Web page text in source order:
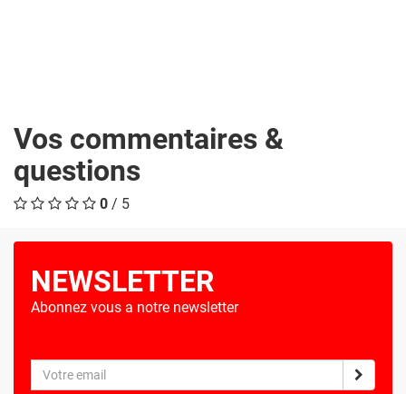
Vos commentaires &
questions
0 / 5
NEWSLETTER
Abonnez vous a notre newsletter